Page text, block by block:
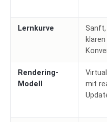
Lernkurve
klaren
Rendering-
Modell
mit